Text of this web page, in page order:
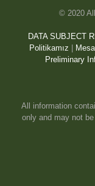
© 2020
DATA SUBJECT
Politikamız
Preliminary
All information
only and may not